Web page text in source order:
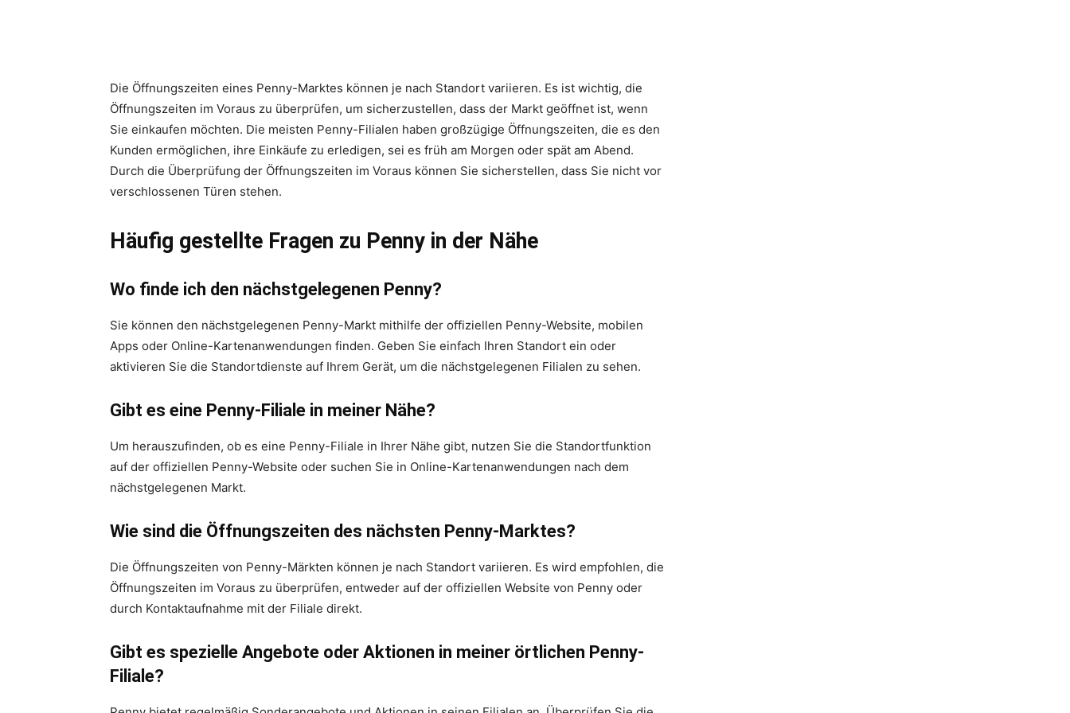
Die Öffnungszeiten eines Penny-Marktes können je nach Standort variieren. Es ist wichtig, die
Öffnungszeiten im Voraus zu überprüfen, um sicherzustellen, dass der Markt geöffnet ist, wenn
Sie einkaufen möchten. Die meisten Penny-Filialen haben großzügige Öffnungszeiten, die es den
Kunden ermöglichen, ihre Einkäufe zu erledigen, sei es früh am Morgen oder spät am Abend.
Durch die Überprüfung der Öffnungszeiten im Voraus können Sie sicherstellen, dass Sie nicht vor
verschlossenen Türen stehen.
Häufig gestellte Fragen zu Penny in der Nähe
Wo finde ich den nächstgelegenen Penny?
Sie können den nächstgelegenen Penny-Markt mithilfe der offiziellen Penny-Website, mobilen
Apps oder Online-Kartenanwendungen finden. Geben Sie einfach Ihren Standort ein oder
aktivieren Sie die Standortdienste auf Ihrem Gerät, um die nächstgelegenen Filialen zu sehen.
Gibt es eine Penny-Filiale in meiner Nähe?
Um herauszufinden, ob es eine Penny-Filiale in Ihrer Nähe gibt, nutzen Sie die Standortfunktion
auf der offiziellen Penny-Website oder suchen Sie in Online-Kartenanwendungen nach dem
nächstgelegenen Markt.
Wie sind die Öffnungszeiten des nächsten Penny-Marktes?
Die Öffnungszeiten von Penny-Märkten können je nach Standort variieren. Es wird empfohlen, die
Öffnungszeiten im Voraus zu überprüfen, entweder auf der offiziellen Website von Penny oder
durch Kontaktaufnahme mit der Filiale direkt.
Gibt es spezielle Angebote oder Aktionen in meiner örtlichen Penny-
Filiale?